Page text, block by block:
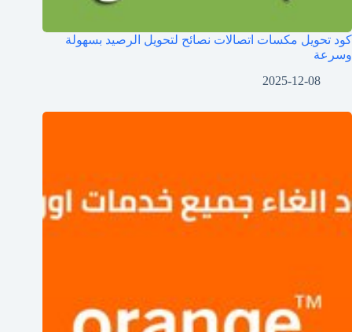
كود تحويل مكسات اتصالات نصائح لتحويل الرصيد بسهولة
وسرعة
2025-12-08